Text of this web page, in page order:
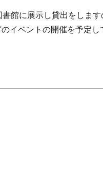
館に展示し貸出をします
イベントの開催を予定